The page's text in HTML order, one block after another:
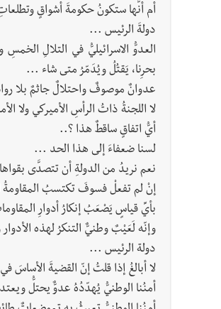
أم أنَّها ستكونُ حكومةَ أشواقٍ
دولةَ الرئيس ...
بحرِنا، يَقتُلُ ويُدَمّرُ متى شاء ...
عدوانٌ موصوفٌ واحتلالٌ جاثمٌ بلا
لا اللجنةُ ذاتُ الرأسِ الأميركي ولا
أيُّ اتفاقٍ ساقطٌ هذا ؟..
لسنا ضعفاءَ إلى هذا الحد ...
نعم نريدُ من الدولةِ أن تتصدَّى
إنْ لم تفعلْ فسوفَ تكتسبُ
بأيِّ قياسٍ يَصْعَبُ إنكارُ أدوارِ
وإنّه لَعَيْبٌ وطنيٌّ التنكرُ لهذه
دولة الرئيس ...
لا أبالغُ إذا قلتُ إنّ القضيةَ
أمنُنا الوطنيُّ يُهدّدُهُ عدوٌّ يحتلُّ